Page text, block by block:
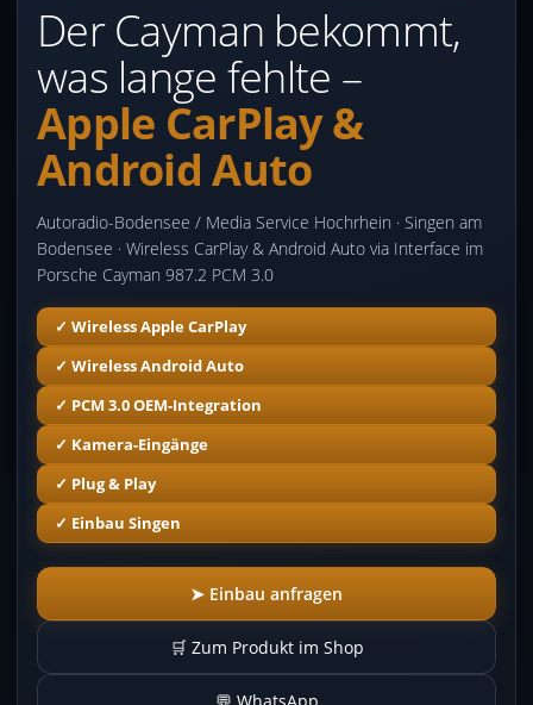
Der Cayman bekommt,
was lange fehlte –
Apple CarPlay &
Android Auto
Autoradio-Bodensee / Media Service Hochrhein · Singen am
Bodensee · Wireless CarPlay & Android Auto via Interface im
Porsche Cayman 987.2 PCM 3.0
✓ Wireless Apple CarPlay
✓ Wireless Android Auto
✓ PCM 3.0 OEM-Integration
✓ Kamera-Eingänge
✓ Plug & Play
✓ Einbau Singen
➤ Einbau anfragen
🛒 Zum Produkt im Shop